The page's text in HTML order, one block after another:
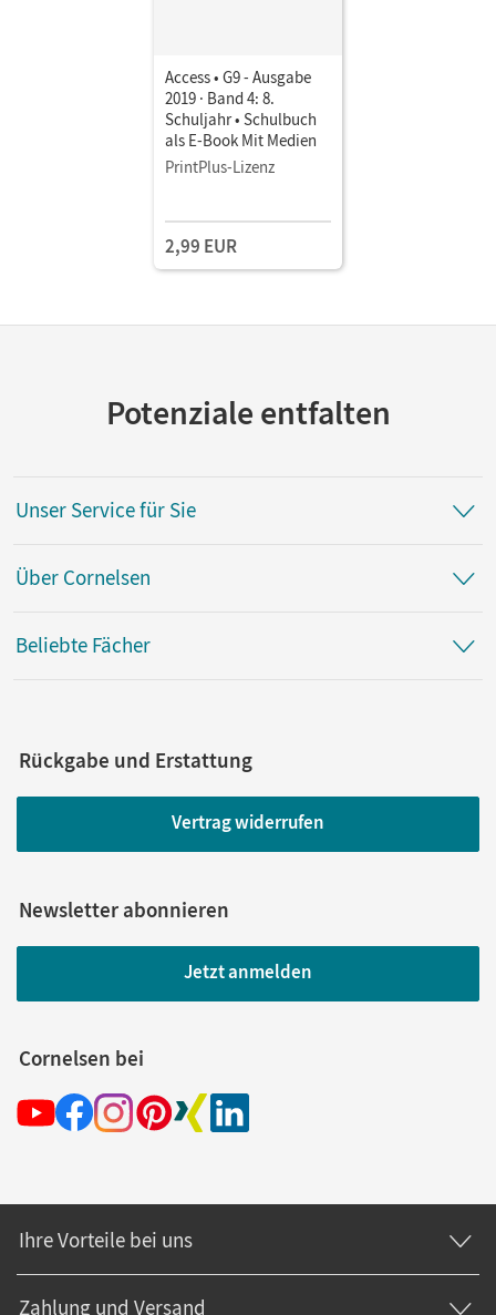
Access • G9 - Ausgabe
2019 · Band 4: 8.
Schuljahr • Schulbuch
als E-Book Mit Medien
PrintPlus-Lizenz
2,99 EUR
Potenziale entfalten
Unser Service für Sie
Über Cornelsen
Beliebte Fächer
Rückgabe und Erstattung
Vertrag widerrufen
Newsletter abonnieren
Jetzt anmelden
Cornelsen bei
Ihre Vorteile bei uns
Zahlung und Versand